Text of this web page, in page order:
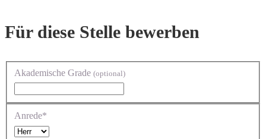
Für diese Stelle bewerben
Akademische Grade (optional)
Anrede*